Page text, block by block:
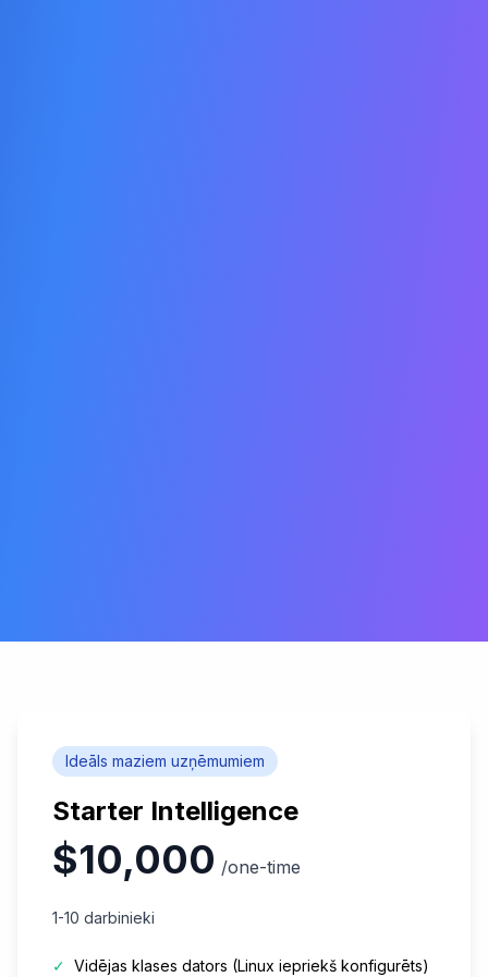
Ideāls maziem uzņēmumiem
Starter Intelligence
$10,000 /one-time
1-10 darbinieki
✓ Vidējas klases dators (Linux iepriekš konfigurēts)